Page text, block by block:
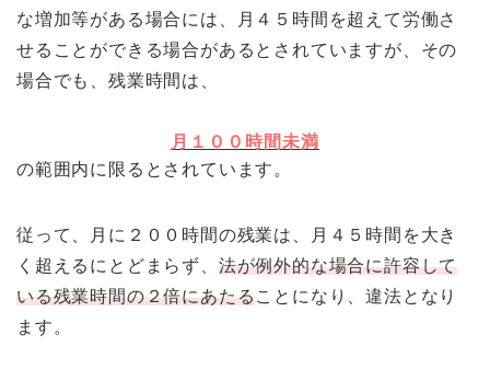
な増加等がある場合には、月４５時間を超えて労働さ
せることができる場合があるとされていますが、その
場合でも、残業時間は、
月１００時間未満
の範囲内に限るとされています。
従って、月に２００時間の残業は、月４５時間を大き
く超えるにとどまらず、 法が例外的な場合に許容して
いる残業時間の２倍にあたることになり、違法となり
ます。